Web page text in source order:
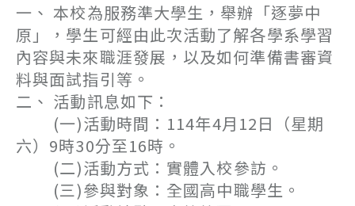
一、 本校為服務準大學生，舉辦「逐夢中
原」，學生可經由此次活動了解各學系學習
內容與未來職涯發展，以及如何準備書審資
料與面試指引等。
二、 活動訊息如下：
(一)活動時間：114年4月12日（星期
六）9時30分至16時。
(二)活動方式：實體入校參訪。
(三)參與對象：全國高中職學生。